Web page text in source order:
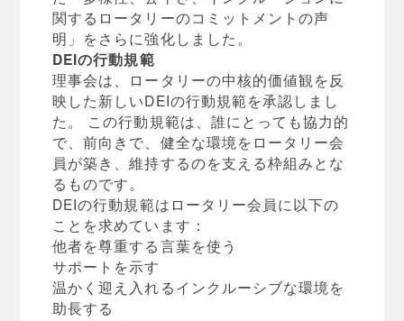
関するロータリーのコミットメントの声
明」をさらに強化しました。
DEIの行動規範
理事会は、ロータリーの中核的価値観を反
映した新しいDEIの行動規範を承認しまし
た。 この行動規範は、誰にとっても協力的
で、前向きで、健全な環境をロータリー会
員が築き、維持するのを支える枠組みとな
るものです。
DEIの行動規範はロータリー会員に以下の
ことを求めています：
他者を尊重する言葉を使う
サポートを示す
温かく迎え入れるインクルーシブな環境を
助長する